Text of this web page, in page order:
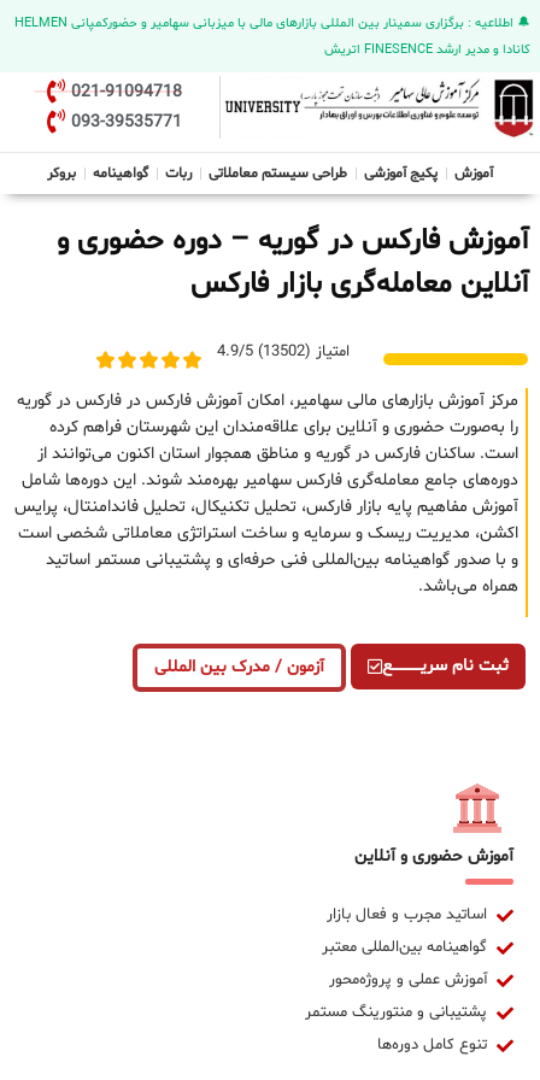
🔔 اطلاعیه : برگزاری سمینار بین المللی بازارهای مالی با میزبانی سهامیر و حضورکمپانی HELMEN
کانادا و مدیر ارشد FINESENCE اتریش
021-91094718
093-39535771
آموزش پکیج آموزشی طراحی سیستم معاملاتی ربات گواهینامه بروکر
آموزش فارکس در گوریه – دوره حضوری و
آنلاین معامله‌گری بازار فارکس
امتیاز (13502) 4.9/5
مرکز آموزش بازارهای مالی سهامیر، امکان آموزش فارکس در فارکس در گوریه
را به‌صورت حضوری و آنلاین برای علاقه‌مندان این شهرستان فراهم کرده
است. ساکنان فارکس در گوریه و مناطق همجوار استان اکنون می‌توانند از
دوره‌های جامع معامله‌گری فارکس سهامیر بهره‌مند شوند. این دوره‌ها شامل
آموزش مفاهیم پایه بازار فارکس، تحلیل تکنیکال، تحلیل فاندامنتال، پرایس
اکشن، مدیریت ریسک و سرمایه و ساخت استراتژی معاملاتی شخصی است
و با صدور گواهینامه بین‌المللی فنی حرفه‌ای و پشتیبانی مستمر اساتید
همراه می‌باشد.
ثبت نام سریــــــــــــع آزمون / مدرک بین المللی
آموزش حضوری و آنلاین
اساتید مجرب و فعال بازار
گواهینامه بین‌المللی معتبر
آموزش عملی و پروژه‌محور
پشتیبانی و منتورینگ مستمر
تنوع کامل دوره‌ها